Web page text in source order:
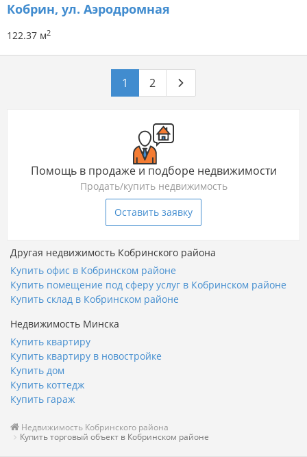
Кобрин, ул. Аэродромная
122.37 м2
1 2
Помощь в продаже и подборе недвижимости
Продать/купить недвижимость
Оставить заявку
Другая недвижимость Кобринского района
Купить офис в Кобринском районе
Купить помещение под сферу услуг в Кобринском районе
Купить склад в Кобринском районе
Недвижимость Минска
Купить квартиру
Купить квартиру в новостройке
Купить дом
Купить коттедж
Купить гараж
Недвижимость Кобринского района
Купить торговый объект в Кобринском районе